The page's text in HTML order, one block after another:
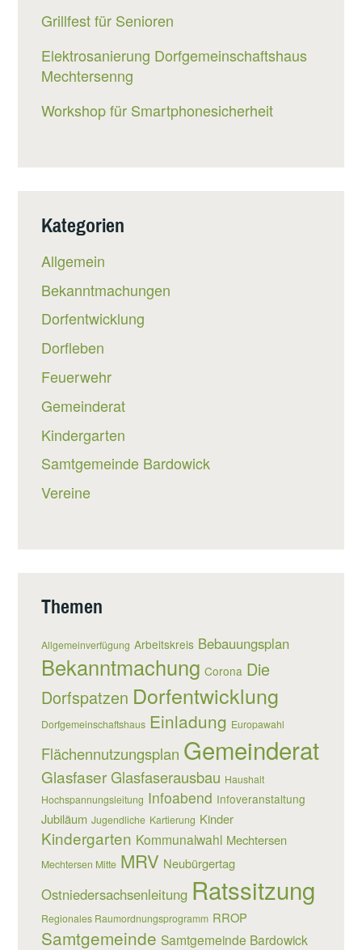
Grillfest für Senioren
Elektrosanierung Dorfgemeinschaftshaus
Mechtersenng
Workshop für Smartphonesicherheit
Kategorien
Allgemein
Bekanntmachungen
Dorfentwicklung
Dorfleben
Feuerwehr
Gemeinderat
Kindergarten
Samtgemeinde Bardowick
Vereine
Themen
Allgemeinverfügung Arbeitskreis Bebauungsplan
Bekanntmachung Corona Die
Dorfspatzen Dorfentwicklung
Dorfgemeinschaftshaus Einladung Europawahl
Flächennutzungsplan Gemeinderat
Glasfaser Glasfaserausbau Haushalt
Hochspannungsleitung Infoabend Infoveranstaltung
Jubiläum Jugendliche Kartierung Kinder
Kindergarten Kommunalwahl Mechtersen
Mechtersen Mitte MRV Neubürgertag
Ostniedersachsenleitung Ratssitzung
Regionales Raumordnungsprogramm RROP
Samtgemeinde Samtgemeinde Bardowick